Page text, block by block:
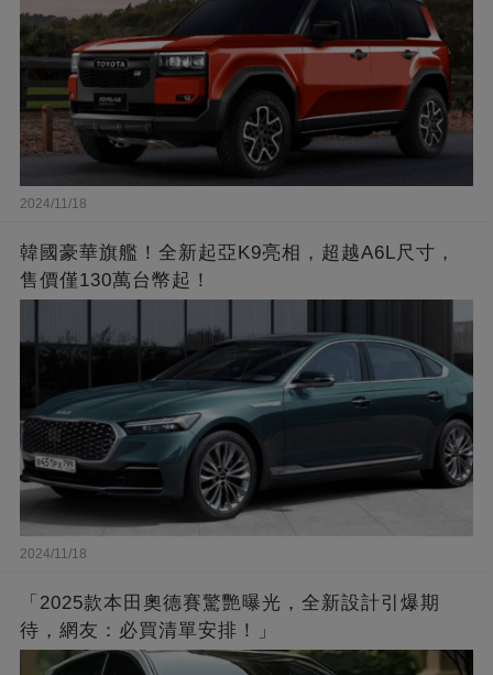
2024/11/18
韓國豪華旗艦！全新起亞K9亮相，超越A6L尺寸，
售價僅130萬台幣起！
2024/11/18
「2025款本田奧德賽驚艷曝光，全新設計引爆期
待，網友：必買清單安排！」